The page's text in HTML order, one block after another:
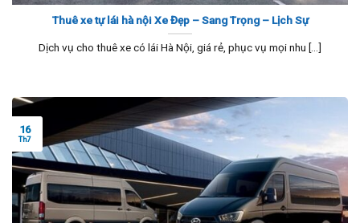
Thuê xe tự lái hà nội Xe Đẹp – Sang Trọng – Lịch Sự
Dịch vụ cho thuê xe có lái Hà Nội, giá rẻ, phục vụ mọi nhu [...]
16
Th7